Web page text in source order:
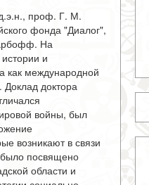
проф. Г. М.
фонда "Диалог",
На
и
как международной
Доклад доктора
войны, был
возникают в связи
посвящено
области и